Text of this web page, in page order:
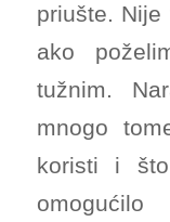
priušte.
ako
tužnim.
mnogo
koristi i